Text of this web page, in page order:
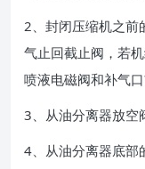
2、封闭压缩机之前
气止回截止阀，若
喷液电磁阀和补气口
3、从油分离器放空
4、从油分离器底部